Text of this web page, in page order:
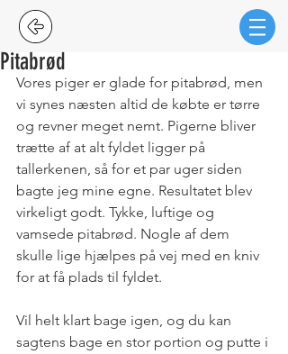
Pitabrød
Vores piger er glade for pitabrød, men
vi synes næsten altid de købte er tørre
og revner meget nemt. Pigerne bliver
trætte af at alt fyldet ligger på
tallerkenen, så for et par uger siden
bagte jeg mine egne. Resultatet blev
virkeligt godt. Tykke, luftige og
vamsede pitabrød. Nogle af dem
skulle lige hjælpes på vej med en kniv
for at få plads til fyldet.
Vil helt klart bage igen, og du kan
sagtens bage en stor portion og putte i